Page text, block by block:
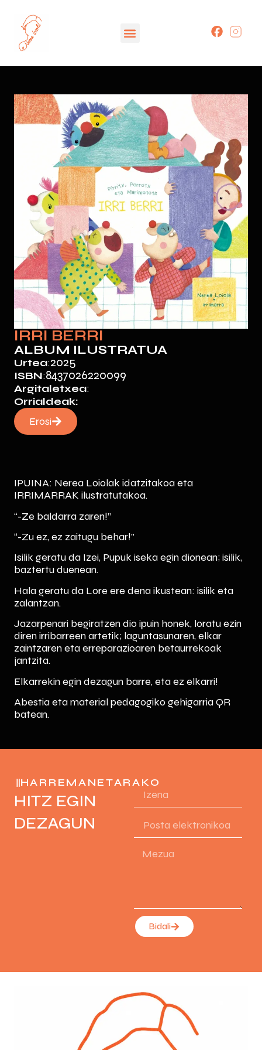
IRRI BERRI
ALBUM ILUSTRATUA
Urtea:2025
ISBN:8437026220099
Argitaletxea:
Orrialdeak:
Erosi
IPUINA: Nerea Loiolak idatzitakoa eta
IRRIMARRAK ilustratutakoa.
“-Ze baldarra zaren!”
“-Zu ez, ez zaitugu behar!”
Isilik geratu da Izei, Pupuk iseka egin dionean; isilik,
baztertu duenean.
Hala geratu da Lore ere dena ikustean: isilik eta
zalantzan.
Jazarpenari begiratzen dio ipuin honek, loratu ezin
diren irribarreen artetik; laguntasunaren, elkar
zaintzaren eta erreparazioaren betaurrekoak
jantzita.
Elkarrekin egin dezagun barre, eta ez elkarri!
Abestia eta material pedagogiko gehigarria QR
batean.
HARREMANETARAKO
HITZ EGIN
DEZAGUN
Bidali